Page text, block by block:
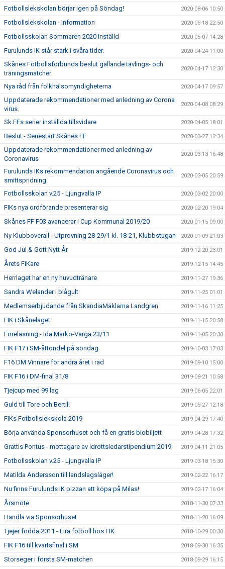
Fotbollslekskolan börjar igen på Söndag! 2020-08-06 10:50
Fotbollslekskolan - Information 2020-06-18 22:50
Fotbollsskolan Sommaren 2020 Inställd 2020-05-07 14:28
Furulunds IK står stark i svåra tider. 2020-04-24 11:00
Skånes Fotbollsförbunds beslut gällande tävlings- och
träningsmatcher
2020-04-17 12:30
Nya råd från folkhälsomyndigheterna 2020-04-17 09:57
Uppdaterade rekommendationer med anledning av Corona
virus.
2020-04-08 08:29
Sk.FFs serier inställda tillsvidare 2020-04-05 18:01
Beslut - Seriestart Skånes FF 2020-03-27 12:34
Uppdaterade rekommendationer med anledning av
Coronavirus
2020-03-13 16:48
Furulunds IKs rekommendation angående Coronavirus och
smittspridning
2020-03-05 20:59
Fotbollsskolan v.25 - Ljungvalla IP 2020-03-02 20:00
FIKs nya ordförande presenterar sig 2020-02-20 19:04
Skånes FF F03 avancerar i Cup Kommunal 2019/20 2020-01-15 09:00
Ny Klubboverall - Utprovning 28-29/1 kl. 18-21, Klubbstugan 2020-01-09 21:03
God Jul & Gott Nytt År 2019-12-20 23:01
Årets FIKare 2019-12-15 14:45
Herrlaget har en ny huvudtränare 2019-11-27 19:36
Sandra Welander i blågult 2019-11-25 01:01
Medlemserbjudande från SkandiaMäklarna Landgren 2019-11-16 11:25
FIK i Skånelaget 2019-11-15 20:58
Föreläsning - Ida Marko-Varga 23/11 2019-11-05 20:30
FIK F17 i SM-åttondel på söndag 2019-10-03 17:03
F16 DM Vinnare för andra året i rad 2019-09-10 15:00
FIK F16 i DM-final 31/8 2019-08-21 10:58
Tjejcup med 99 lag 2019-06-05 22:01
Guld till Tore och Bertil! 2019-05-27 12:18
FIKs Fotbollslekskola 2019 2019-04-29 17:40
Börja använda Sponsorhuset och få en gratis biobiljett 2019-04-28 17:32
Grattis Pontus - mottagare av idrottsledarstipendium 2019 2019-04-11 21:05
Fotbollsskolan v.25 - Ljungvalla IP 2019-03-18 15:30
Matilda Andersson till landslagsläger! 2019-02-22 16:17
Nu finns Furulunds IK pizzan att köpa på Milas! 2019-02-17 16:04
Årsmöte 2018-11-30 07:33
Handla via Sponsorhuset 2018-11-20 16:09
Tjejer födda 2011 - Lira fotboll hos FIK 2018-10-29 00:30
FIK F16 till kvartsfinal i SM 2018-09-30 16:35
Storseger i första SM-matchen 2018-09-29 16:15